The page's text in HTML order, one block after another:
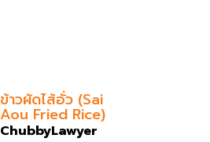
ข้าวผัดไส้อั่ว (Sai
Aou Fried Rice)
ChubbyLawyer